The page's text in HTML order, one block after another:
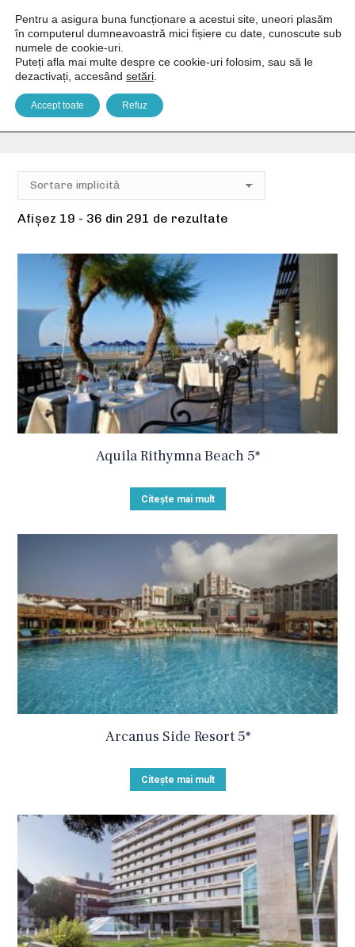
Afișez 19 - 36 din 291 de rezultate
Aquila Rithymna Beach 5*
Citește mai mult
Arcanus Side Resort 5*
Citește mai mult
Pentru a asigura buna funcționare a acestui site, uneori plasăm
în computerul dumneavoastră mici fișiere cu date, cunoscute sub
numele de cookie-uri.
Puteți afla mai multe despre ce cookie-uri folosim, sau să le
dezactivați, accesând setări
Accept toate Refuz